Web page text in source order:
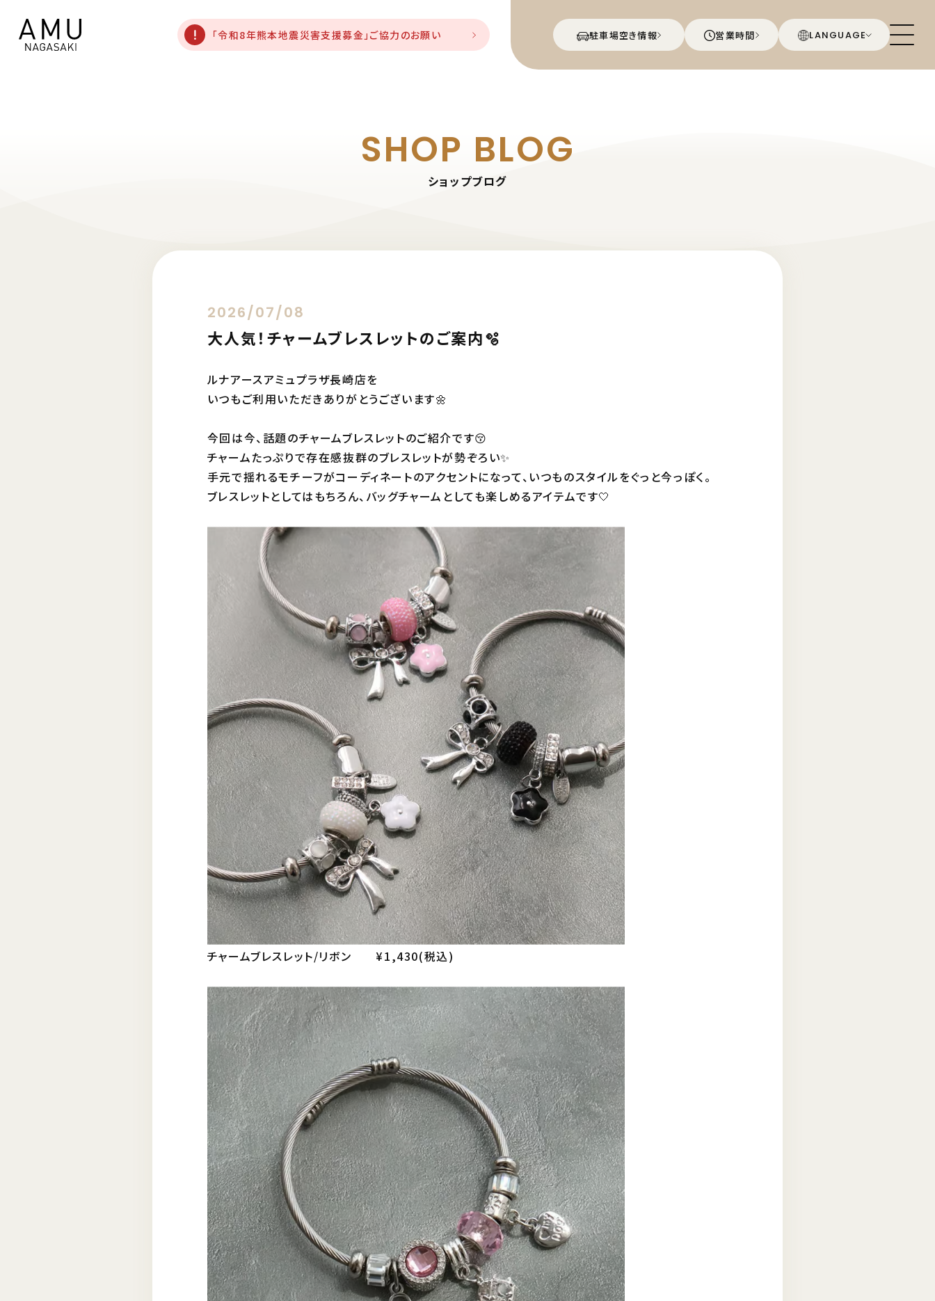
駐車場空き情報 営業時間 LANGUAGE
「令和8年熊本地震災害支援募金」ご協力のお願い
SHOP BLOG
ショップブログ
2026/07/08
大人気！チャームブレスレットのご案内🫧
ルナアースアミュプラザ長崎店を
いつもご利用いただきありがとうございます🌼
今回は今、話題のチャームブレスレットのご紹介です😚
チャームたっぷりで存在感抜群のブレスレットが勢ぞろい✨
手元で揺れるモチーフがコーディネートのアクセントになって、いつものスタイルをぐっと今っぽく。
ブレスレットとしてはもちろん、バッグチャームとしても楽しめるアイテムです🤍
チャームブレスレット/リボン ¥1,430(税込)